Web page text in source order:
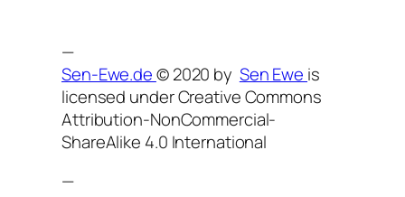
—
Sen-Ewe.de© 2020 by Sen Ewe is
licensed under Creative Commons
Attribution-NonCommercial-
ShareAlike 4.0 International
—